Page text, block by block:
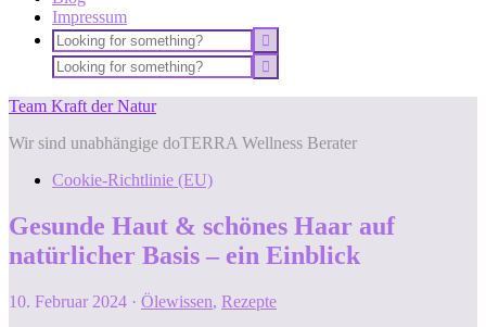
Impressum
Team Kraft der Natur
Wir sind unabhängige doTERRA Wellness Berater
Cookie-Richtlinie (EU)
Gesunde Haut & schönes Haar auf
natürlicher Basis – ein Einblick
10. Februar 2024 · Ölewissen, Rezepte